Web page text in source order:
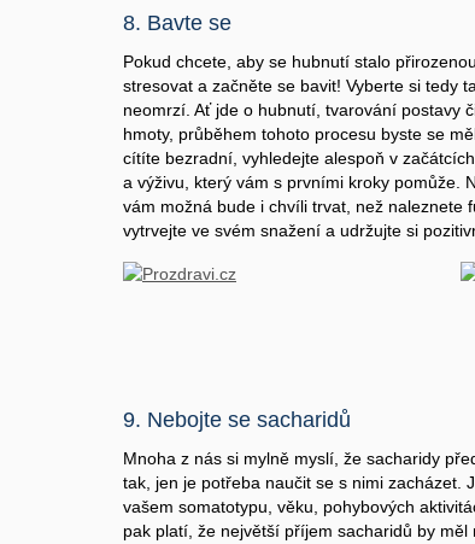
8. Bavte se
Pokud chcete, aby se hubnutí stalo
stresovat a začněte se bavit! Vyberte si tedy
neomrzí. Ať jde o hubnutí, tvarování postavy
hmoty, průběhem tohoto procesu byste se
cítíte bezradní, vyhledejte alespoň v
a výživu, který vám s prvními kroky pomůže.
vám možná bude i chvíli trvat, než naleznete
vytrvejte ve svém snažení a udržujte si
9. Nebojte se sacharidů
Mnoha z nás si mylně myslí, že sacharidy
tak, jen je potřeba naučit se s nimi zacházet.
vašem somatotypu, věku, pohybových
pak platí, že největší příjem sacharidů by